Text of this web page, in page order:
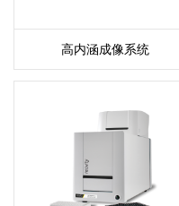
高内涵成像系统